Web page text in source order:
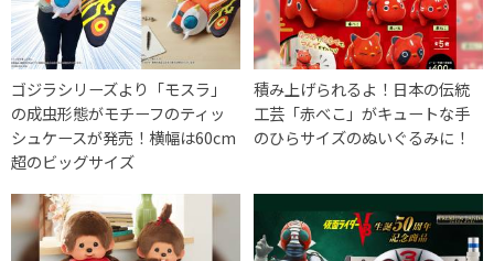
ゴジラシリーズより「モスラ」
の成虫形態がモチーフのティッ
シュケースが発売！横幅は60cm
超のビッグサイズ
積み上げられるよ！日本の伝統
工芸「赤べこ」がキュートな手
のひらサイズのぬいぐるみに！